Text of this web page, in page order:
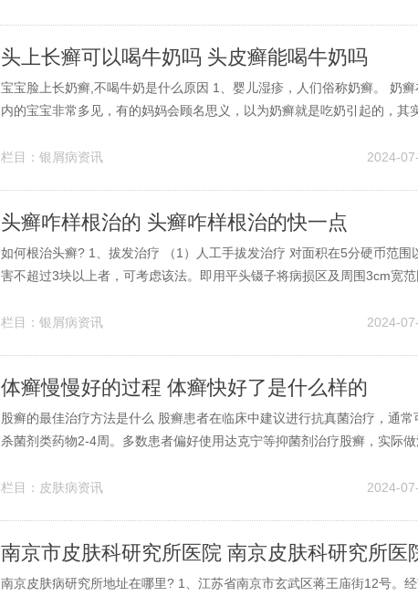
头上长癣可以喝牛奶吗 头皮癣能喝牛奶吗
宝宝脸上长奶癣,不喝牛奶是什么原因 1、婴儿湿疹，人们俗称奶癣。 奶癣
内的宝宝非常多见，有的妈妈会顾名思义，以为奶癣就是吃奶引起的，其
较差，要保持局部清洁，避免感染。2、奶癣，也叫湿疹，是小儿最常见
栏目： 银屑病资讯 2024-
头癣咋样根治的 头癣咋样根治的快一点
如何根治头癣? 1、拔发治疗 （1）人工手拔发治疗 对面积在5分硬币范围
害不超过3块以上者，可考虑该法。即用平头镊子将病损区及周围3cm宽
硫黄软膏一次。如化脓严重，停用碘酊，改涂0.5%呋喃西林软膏。2、头
栏目： 银屑病资讯 2024-
体癣慢慢好的过程 体癣快好了是什么样的
股癣的最佳治疗方法是什么 股癣患者在临床中建议进行抗真菌治疗，通常
杀菌剂类药物2-4周。多数患者偏好使用达克宁等抑菌剂治疗股癣，实际
而反复发作。抑菌剂通常在病情得到控制之后再行应用，避免股癣迁延不
栏目： 皮肤病资讯 2024-
南京市皮肤科研究所医院 南京皮肤科研究所医
南京皮肤病研究所地址在哪里? 1、江苏省南京市玄武区蒋王庙街12号。